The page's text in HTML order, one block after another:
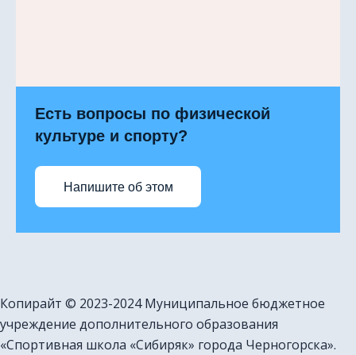
Есть вопросы по физической
культуре и спорту?
Напишите об этом
Копирайт © 2023-2024 Муниципальное бюджетное
учреждение дополнительного образования
«Спортивная школа «Сибиряк» города Черногорска».